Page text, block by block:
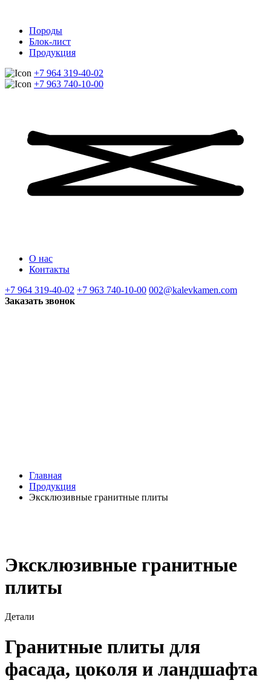
Породы
Блок-лист
Продукция
+7 964 319-40-02
+7 963 740-10-00
О нас
Контакты
+7 964 319-40-02 +7 963 740-10-00 002@kalevkamen.com
Заказать звонок
Главная
Продукция
Эксклюзивные гранитные плиты
Эксклюзивные гранитные
плиты
Детали
Гранитные плиты для
фасада, цоколя и ландшафта